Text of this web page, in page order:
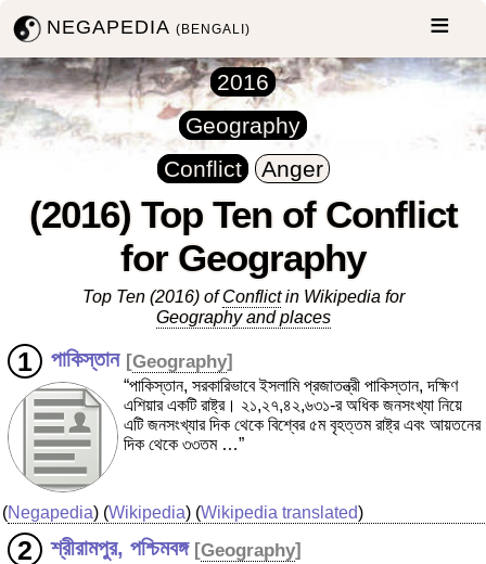
NEGAPEDIA(BENGALI)
2016
Geography
Conflict
Anger
(2016) Top Ten of Conflict
for Geography
Top Ten (2016) ofConflictin Wikipedia for
Geography and places
পাকিস্তান [Geography]
“পাকিস্তান, সরকারিভাবে ইসলামি প্রজাতন্ত্রী পাকিস্তান, দক্ষিণ
এশিয়ার একটি রাষ্ট্র। ২১,২৭,৪২,৬৩১-র অধিক জনসংখ্যা নিয়ে
এটি জনসংখ্যার দিক থেকে বিশ্বের ৫ম বৃহত্তম রাষ্ট্র এবং আয়তনের
দিক থেকে ৩৩তম …”
(Negapedia) (Wikipedia) (Wikipedia translated)
শ্রীরামপুর, পশ্চিমবঙ্গ [Geography]